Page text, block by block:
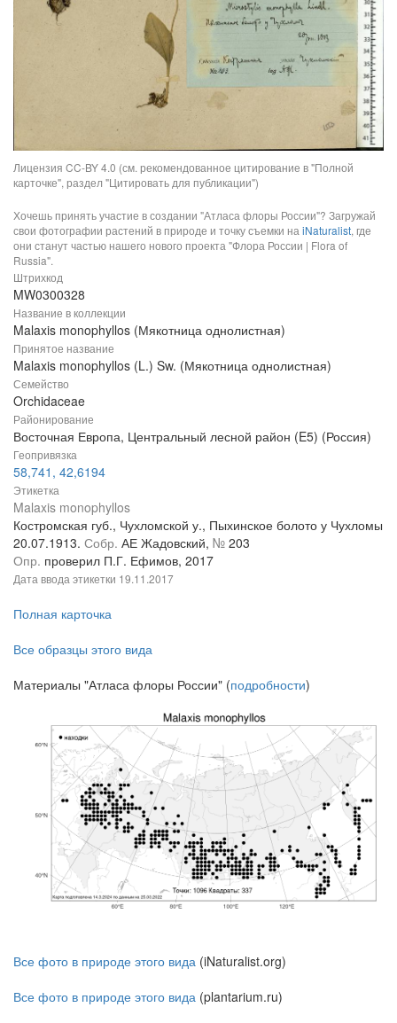
Лицензия CC-BY 4.0 (см. рекомендованное цитирование в "Полной
карточке", раздел "Цитировать для публикации")
Хочешь принять участие в создании "Атласа флоры России"? Загружай
свои фотографии растений в природе и точку съемки на iNaturalist, где
они станут частью нашего нового проекта "Флора России | Flora of
Russia".
Штрихкод
MW0300328
Название в коллекции
Malaxis monophyllos (Мякотница однолистная)
Принятое название
Malaxis monophyllos (L.) Sw. (Мякотница однолистная)
Семейство
Orchidaceae
Районирование
Восточная Европа, Центральный лесной район (E5) (Россия)
Геопривязка
58,741, 42,6194
Этикетка
Malaxis monophyllos
Костромская губ., Чухломской у., Пыхинское болото у Чухломы
20.07.1913. Собр. АЕ Жадовский, № 203
Опр. проверил П.Г. Ефимов, 2017
Дата ввода этикетки 19.11.2017
Полная карточка
Все образцы этого вида
Материалы "Атласа флоры России" (подробности)
Все фото в природе этого вида (iNaturalist.org)
Все фото в природе этого вида (plantarium.ru)